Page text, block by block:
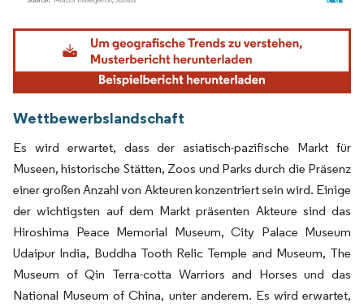
Bild © Mordor Intelligence. Wiederverwendung erfordert Namensnennung gemäß
Wettbewerbslandschaft
Es wird erwartet, dass der asiatisch-pazifische Markt für
Museen, historische Stätten, Zoos und Parks durch die Präsenz
einer großen Anzahl von Akteuren konzentriert sein wird. Einige
der wichtigsten auf dem Markt präsenten Akteure sind das
Hiroshima Peace Memorial Museum, City Palace Museum
Udaipur India, Buddha Tooth Relic Temple and Museum, The
Museum of Qin Terra-cotta Warriors and Horses und das
National Museum of China, unter anderem. Es wird erwartet,